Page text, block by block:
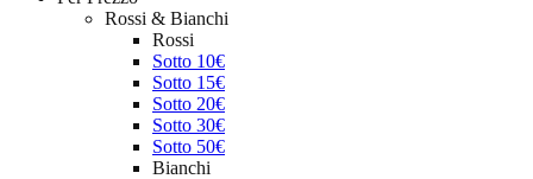
Rossi & Bianchi
Rossi
Sotto 10€
Sotto 15€
Sotto 20€
Sotto 30€
Sotto 50€
Bianchi